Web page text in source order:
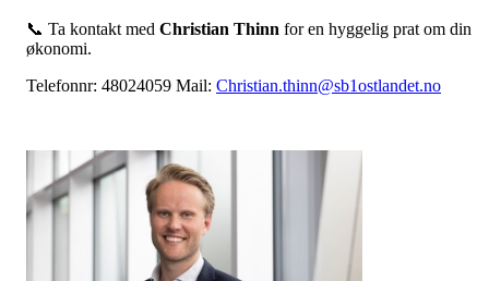
📞 Ta kontakt med Christian Thinn for en hyggelig prat om din
økonomi.
Telefonnr: 48024059 Mail: Christian.thinn@sb1ostlandet.no